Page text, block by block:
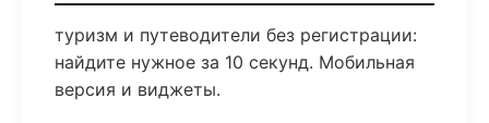
туризм и путеводители без регистрации:
найдите нужное за 10 секунд. Мобильная
версия и виджеты.